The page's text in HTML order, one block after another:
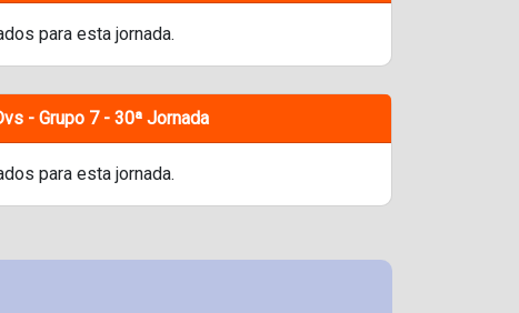
para esta jornada.
- Grupo 7 - 30ª Jornada
para esta jornada.